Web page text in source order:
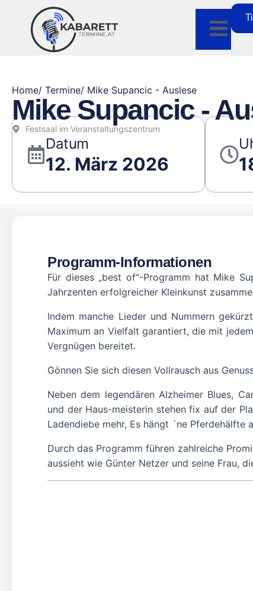
Home/ Termine/ Mike Supancic - Auslese
Mike Supancic -
Festsaal im Veranstaltungszentrum
Datum
12. März 2026
Programm-Informationen
Für dieses „best of“-Programm hat Mike
Jahrzenten erfolgreicher Kleinkunst
Indem manche Lieder und Nummern
Maximum an Vielfalt garantiert, die mit
Vergnügen bereitet.
Gönnen Sie sich diesen Vollrausch aus
Neben dem legendären Alzheimer Blues,
und der Haus-meisterin stehen fix auf der
Ladendiebe mehr, Es hängt ´ne
Durch das Programm führen zahlreiche
aussieht wie Günter Netzer und seine Frau,